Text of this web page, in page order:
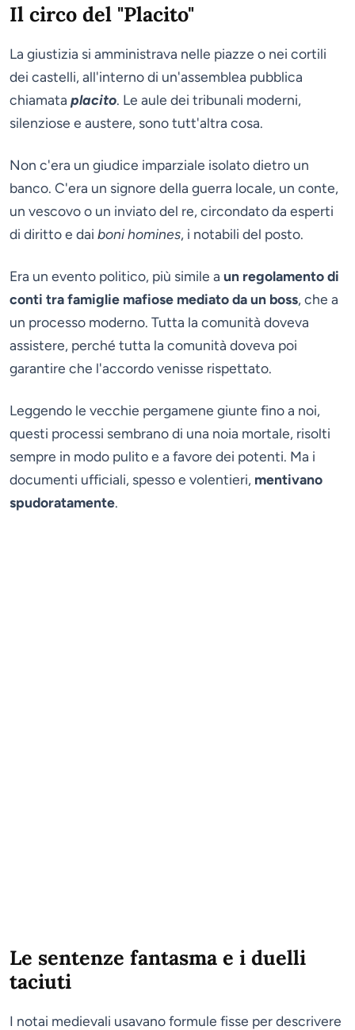
Il circo del "Placito"
La giustizia si amministrava nelle piazze o nei cortili
dei castelli, all'interno di un'assemblea pubblica
chiamata placito. Le aule dei tribunali moderni,
silenziose e austere, sono tutt'altra cosa.
Non c'era un giudice imparziale isolato dietro un
banco. C'era un signore della guerra locale, un conte,
un vescovo o un inviato del re, circondato da esperti
di diritto e dai boni homines, i notabili del posto.
Era un evento politico, più simile a un regolamento di
conti tra famiglie mafiose mediato da un boss, che a
un processo moderno. Tutta la comunità doveva
assistere, perché tutta la comunità doveva poi
garantire che l'accordo venisse rispettato.
Leggendo le vecchie pergamene giunte fino a noi,
questi processi sembrano di una noia mortale, risolti
sempre in modo pulito e a favore dei potenti. Ma i
documenti ufficiali, spesso e volentieri, mentivano
spudoratamente.
Le sentenze fantasma e i duelli
taciuti
I notai medievali usavano formule fisse per descrivere